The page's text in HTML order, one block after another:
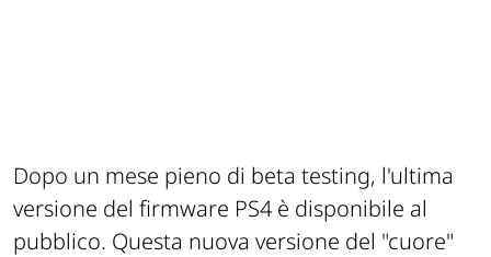
Dopo un mese pieno di beta testing, l'ultima
versione del firmware PS4 è disponibile al
pubblico. Questa nuova versione del "cuore"